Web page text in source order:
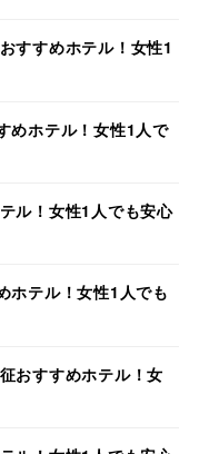
すすめホテル！女性1
めホテル！女性1人で
ル！女性1人でも安心
ホテル！女性1人でも
おすすめホテル！女